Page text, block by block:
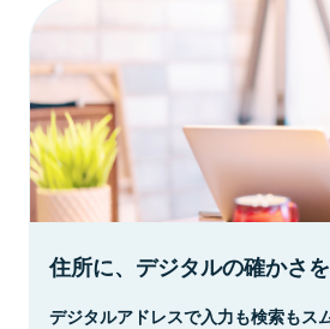
住所に、デジタルの確かさを
デジタルアドレスで入力も検索もス